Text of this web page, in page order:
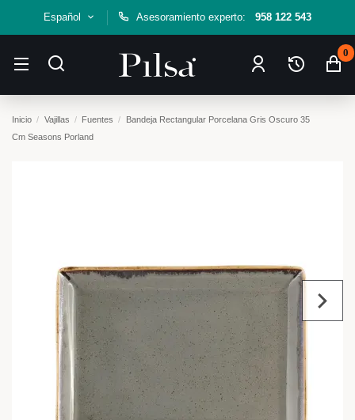
Español Asesoramiento experto: 958 122 543
0
Inicio Vajillas Fuentes
Bandeja Rectangular Porcelana Gris Oscuro 35
Cm Seasons Porland